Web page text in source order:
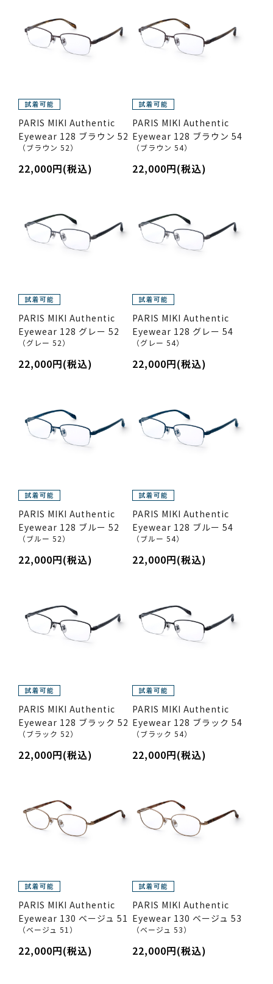
PARIS MIKI Authentic
Eyewear 128 ブラウン 52
（ブラウン 52）
22,000円(税込)
PARIS MIKI Authentic
Eyewear 128 ブラウン 54
（ブラウン 54）
22,000円(税込)
PARIS MIKI Authentic
Eyewear 128 グレー 52
（グレー 52）
22,000円(税込)
PARIS MIKI Authentic
Eyewear 128 グレー 54
（グレー 54）
22,000円(税込)
PARIS MIKI Authentic
Eyewear 128 ブルー 52
（ブルー 52）
22,000円(税込)
PARIS MIKI Authentic
Eyewear 128 ブルー 54
（ブルー 54）
22,000円(税込)
PARIS MIKI Authentic
Eyewear 128 ブラック 52
（ブラック 52）
22,000円(税込)
PARIS MIKI Authentic
Eyewear 128 ブラック 54
（ブラック 54）
22,000円(税込)
PARIS MIKI Authentic
Eyewear 130 ベージュ 51
（ベージュ 51）
22,000円(税込)
PARIS MIKI Authentic
Eyewear 130 ベージュ 53
（ベージュ 53）
22,000円(税込)